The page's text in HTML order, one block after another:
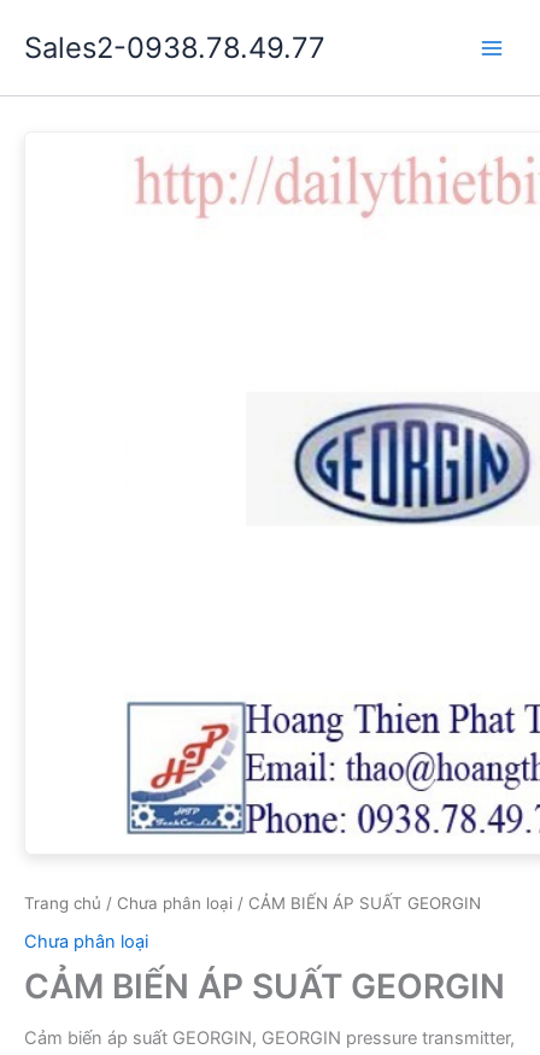
dung
Sales2-0938.78.49.77
Trang chủ / Chưa phân loại / CẢM BIẾN ÁP SUẤT GEORGIN
Chưa phân loại
CẢM BIẾN ÁP SUẤT GEORGIN
Cảm biến áp suất GEORGIN, GEORGIN pressure transmitter,